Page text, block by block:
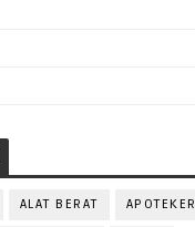
ALAT BERAT APOTEKER